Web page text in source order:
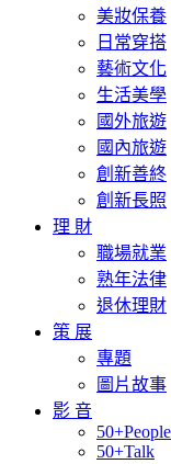
美妝保養
日常穿搭
藝術文化
生活美學
國外旅遊
國內旅遊
創新善終
創新長照
理 財
職場就業
熟年法律
退休理財
策 展
專題
圖片故事
影 音
50+People
50+Talk